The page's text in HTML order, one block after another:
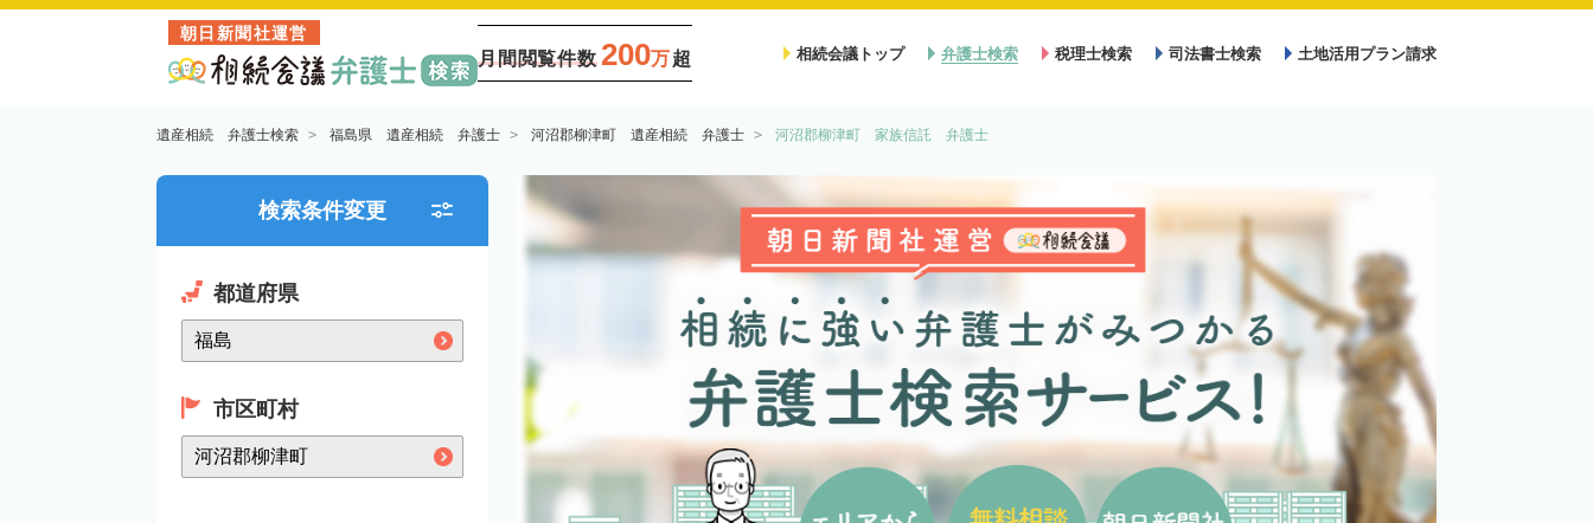
朝日新聞社運営
月間閲覧件数 200万超 相続会議トップ 弁護士検索 税理士検索 司法書士検索 土地活用プラン請求
遺産相続 弁護士検索 福島県 遺産相続 弁護士 河沼郡柳津町 遺産相続 弁護士 河沼郡柳津町 家族信託 弁護士
検索条件変更
都道府県
市区町村